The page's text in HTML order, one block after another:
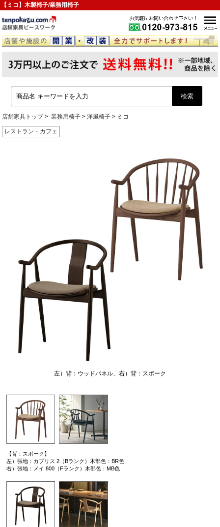
【ミコ】木製椅子/業務用椅子
店舗家具トップ 業務用椅子 洋風椅子 ミコ
レストラン・カフェ
左）背：ウッドパネル、右）背：スポーク
【背：スポーク】
左）張地：カプリス 2（Bランク）木部色：BR色
右）張地：メイ 800（Fランク）木部色：MB色